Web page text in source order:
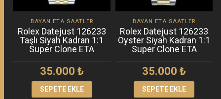
BAYAN ETA SAATLER
Rolex Datejust 126233
Taşlı Siyah Kadran 1:1
Super Clone ETA
35.000 ₺
SEPETE EKLE
BAYAN ETA SAATLER
Rolex Datejust 126233
Oyster Siyah Kadran 1:1
Super Clone ETA
35.000₺
SEPETE EKLE